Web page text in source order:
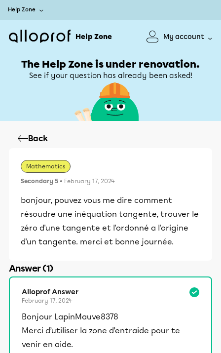
Help Zone
Help Zone My account
The Help Zone is under renovation.
See if your question has already been asked!
Back
Mathematics
Secondary 5 • February 17, 2024
bonjour, pouvez vous me dire comment
résoudre une inéquation tangente, trouver le
zéro d'une tangente et l'ordonné a l'origine
d'un tangente. merci et bonne journée.
Answer (1)
Alloprof Answer
February 17, 2024
Bonjour LapinMauve8378
Merci d’utiliser la zone d’entraide pour te
venir en aide.